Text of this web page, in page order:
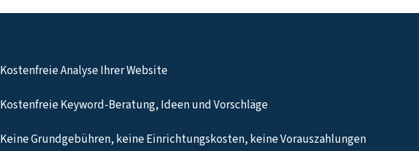
Kostenfreie Analyse Ihrer Website
Kostenfreie Keyword-Beratung, Ideen und Vorschläge
Keine Grundgebühren, keine Einrichtungskosten, keine Vorauszahlungen